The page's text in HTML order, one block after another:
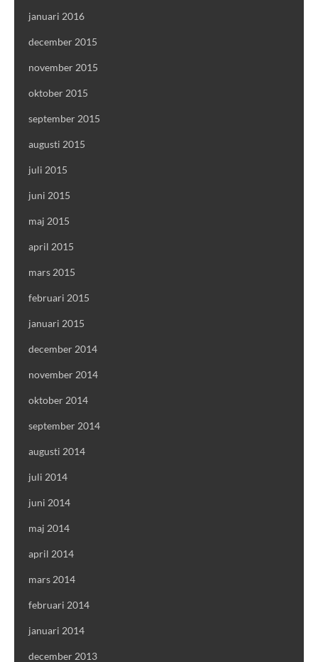
januari 2016
december 2015
november 2015
oktober 2015
september 2015
augusti 2015
juli 2015
juni 2015
maj 2015
april 2015
mars 2015
februari 2015
januari 2015
december 2014
november 2014
oktober 2014
september 2014
augusti 2014
juli 2014
juni 2014
maj 2014
april 2014
mars 2014
februari 2014
januari 2014
december 2013